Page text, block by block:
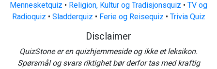
Mennesketquiz • Religion, Kultur og Tradisjonsquiz • TV og
Radioquiz • Sladderquiz • Ferie og Reisequiz • Trivia Quiz
Disclaimer
QuizStone er en quizhjemmeside og ikke et leksikon.
Spørsmål og svars riktighet bør derfor tas med kraftig